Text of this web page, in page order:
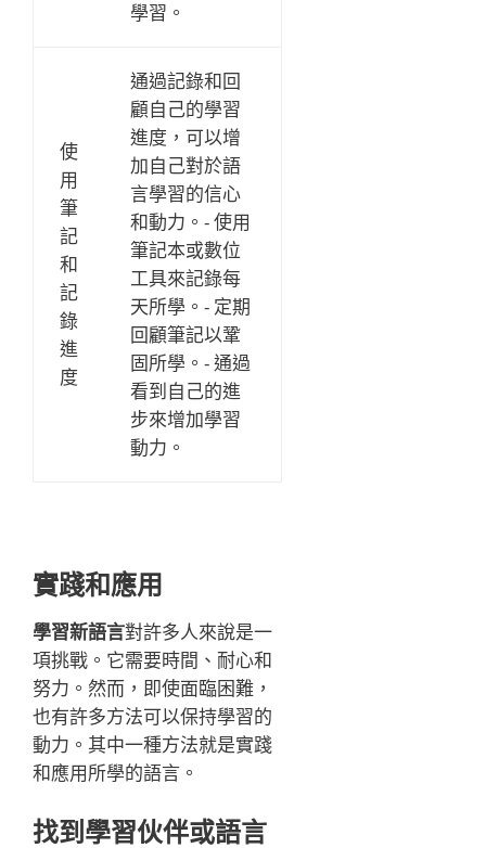
學習。
使
用
筆
記
和
記
錄
進
度
通過記錄和回
顧自己的學習
進度，可以增
加自己對於語
言學習的信心
和動力。- 使用
筆記本或數位
工具來記錄每
天所學。- 定期
回顧筆記以鞏
固所學。- 通過
看到自己的進
步來增加學習
動力。
實踐和應用
學習新語言對許多人來說是一
項挑戰。它需要時間、耐心和
努力。然而，即使面臨困難，
也有許多方法可以保持學習的
動力。其中一種方法就是實踐
和應用所學的語言。
找到學習伙伴或語言